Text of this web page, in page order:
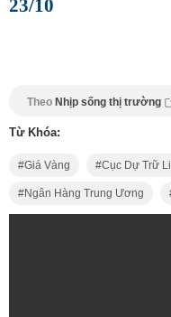
23/10
Theo Nhịp sống thị trường
Từ Khóa:
Giá Vàng Cục Dự Trữ
Ngân Hàng Trung Ương